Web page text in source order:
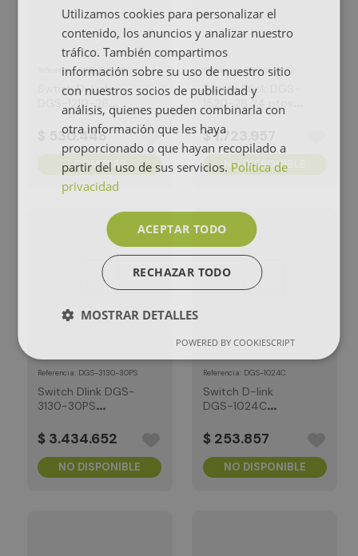
Referencia:DGS-1210-26
Swtich D-Link
DGS-1210-26
Smart Managed
530.448
COMPRAR
Referencia:DGS-1520-28
Switch Dlink DGS-
1520-28 24 ptos
10/100/1000
$1.723
NO DISPONIBLE
Referencia DGS-3130-30PS
Switch Dlink DGS-
3130-30PS
$ 3.434.652
NO DISPONIBLE
Referencia DGS-1024C
Switch D-link
DGS-1024C
$ 253.857
NO DISPONIBLE
Utilizamos cookies para personalizar el
contenido, los anuncios y analizar nuestro
tráfico. También compartimos
información sobre su uso de nuestro sitio
con nuestros socios de publicidad y
análisis, quienes pueden combinarla con
otra información que les haya
proporcionado o que hayan recopilado a
partir del uso de sus servicios. Política de
privacidad
ACEPTAR TODO
RECHAZAR TODO
MOSTRAR DETALLES
POWERED BY COOKIESCRIPT